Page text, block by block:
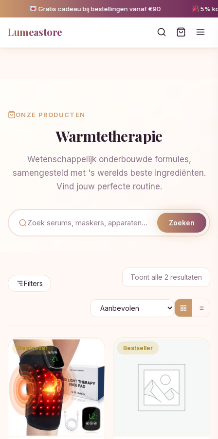
Gratis cadeau bij bestellingen vanaf €90 5%
Lumeastore
ONZE PRODUCTEN
Warmtetherapie
Wetenschappelijk onderbouwde formules,
samengesteld met 's werelds beste ingrediënten.
Vind jouw perfecte routine.
Zoeken
Filters
Toont alle 2 resultaten
op
Bestseller Bestseller